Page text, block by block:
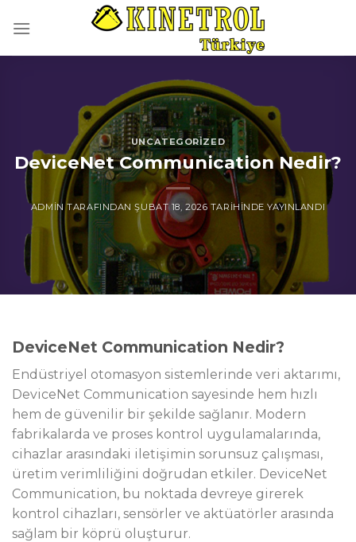
atla
UNCATEGORIZED
DeviceNet Communication Nedir?
ADMIN TARAFINDAN ŞUBAT 18, 2026TARIHINDE YAYINLANDI
DeviceNet Communication Nedir?
Endüstriyel otomasyon sistemlerinde veri aktarımı,
DeviceNet Communication sayesinde hem hızlı
hem de güvenilir bir şekilde sağlanır. Modern
fabrikalarda ve proses kontrol uygulamalarında,
cihazlar arasındaki iletişimin sorunsuz çalışması,
üretim verimliliğini doğrudan etkiler. DeviceNet
Communication, bu noktada devreye girerek
kontrol cihazları, sensörler ve aktüatörler arasında
sağlam bir köprü oluşturur.